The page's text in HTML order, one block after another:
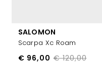
SALOMON
Scarpa Xc Roam
€ 120,00
€ 96,00